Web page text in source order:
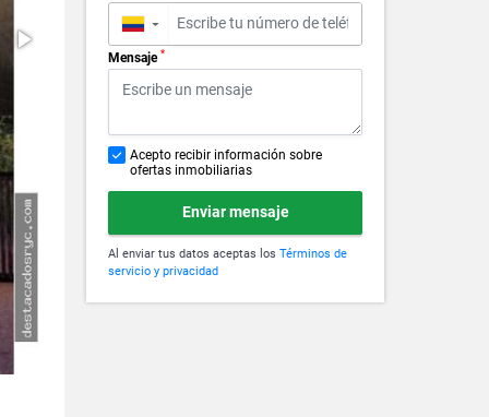
▼
Mensaje *
Acepto recibir información sobre
ofertas inmobiliarias
Enviar mensaje
Al enviar tus datos aceptas los Términos de
servicio y privacidad